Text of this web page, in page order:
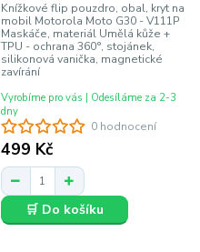
0 hodnocení
Knížkové flip pouzdro, obal, kryt na
mobil Motorola Moto G30 - V111P
Maskáče, materiál Umělá kůže +
TPU - ochrana 360°, stojánek,
silikonová vanička, magnetické
zavírání
499 Kč
Vyrobíme pro vás | Odesíláme za 2-3
dny
🛒 Do košíku